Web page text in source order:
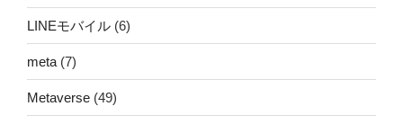
LINEモバイル (6)
meta (7)
Metaverse (49)